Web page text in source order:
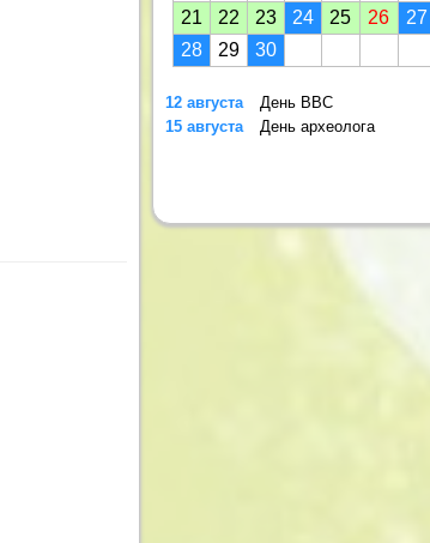
21
22 23 24 25 26
27
28
29 30
12 августа
День ВВС
15 августа
День археолога